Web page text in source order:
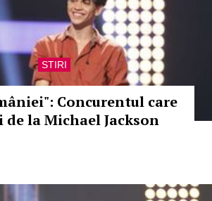
STIRI
Concurentul care
la Michael Jackson